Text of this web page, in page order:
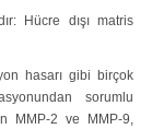
Hücre dışı matris
hasarı gibi birçok
sorumlu
MMP-2 ve MMP-9,